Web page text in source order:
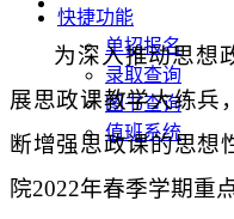
快捷功能
单招报名
录取查询
图书查询
值班系统
为深入推动思想
展思政课教学大练兵
断增强思政课的思想
院2022年春季学期重